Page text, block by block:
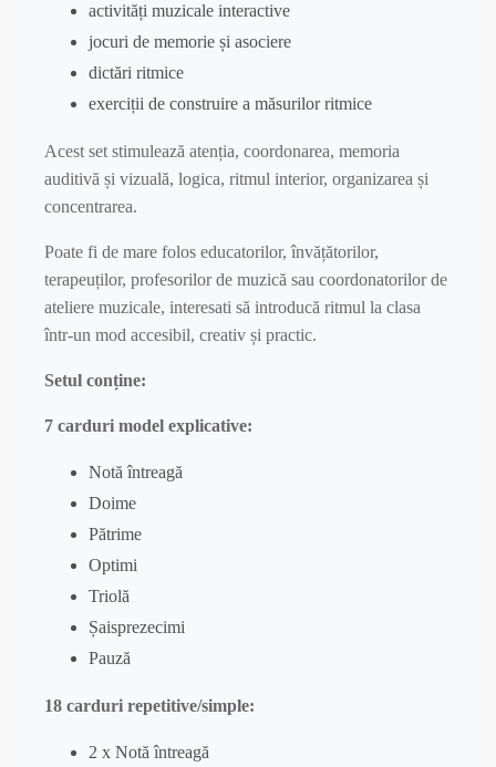
activități muzicale interactive
jocuri de memorie și asociere
dictări ritmice
exerciții de construire a măsurilor ritmice
Acest set stimulează atenția, coordonarea, memoria
auditivă și vizuală, logica, ritmul interior, organizarea și
concentrarea.
Poate fi de mare folos educatorilor, învățătorilor,
terapeuților, profesorilor de muzică sau coordonatorilor de
ateliere muzicale, interesati să introducă ritmul la clasa
într-un mod accesibil, creativ și practic.
Setul conține:
7 carduri model explicative:
Notă întreagă
Doime
Pătrime
Optimi
Triolă
Șaisprezecimi
Pauză
18 carduri repetitive/simple:
2 x Notă întreagă